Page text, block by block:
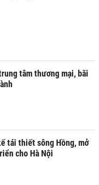
tâm thương mại, bãi
tái thiết sông Hồng, mở
cho Hà Nội